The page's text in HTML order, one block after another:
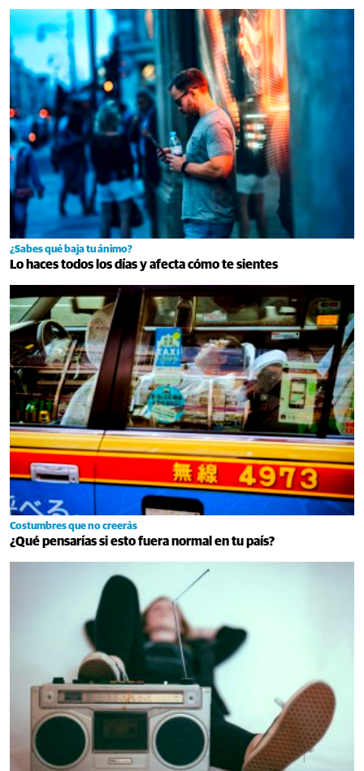
¿Sabes qué baja tu ánimo?
Lo haces todos los días y afecta cómo te sientes
Costumbres que no creerás
¿Qué pensarías si esto fuera normal en tu país?